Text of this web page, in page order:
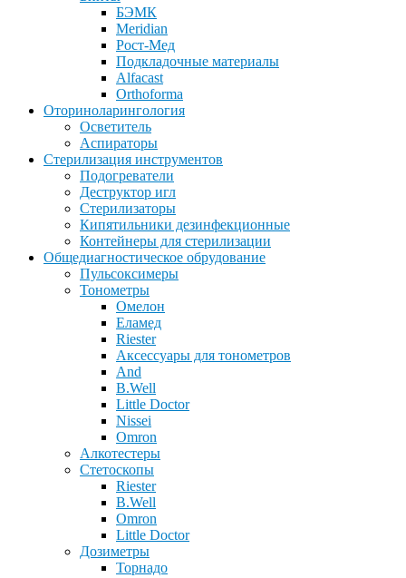
БЭМК
Meridian
Рост-Мед
Подкладочные материалы
Alfacast
Orthoforma
Оториноларингология
Осветитель
Аспираторы
Стерилизация инструментов
Подогреватели
Деструктор игл
Стерилизаторы
Кипятильники дезинфекционные
Контейнеры для стерилизации
Общедиагностическое обрудование
Пульсоксимеры
Тонометры
Омелон
Еламед
Riester
Аксессуары для тонометров
And
B.Well
Little Doctor
Nissei
Omron
Алкотестеры
Стетоскопы
Riester
B.Well
Omron
Little Doctor
Дозиметры
Торнадо